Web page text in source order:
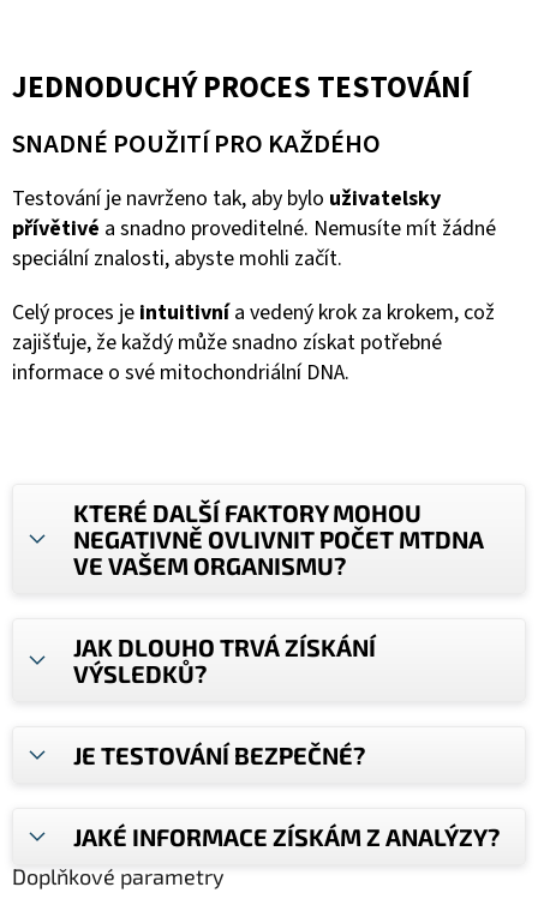
JEDNODUCHÝ PROCES TESTOVÁNÍ
SNADNÉ POUŽITÍ PRO KAŽDÉHO
Testování je navrženo tak, aby bylo uživatelsky
přívětivé a snadno proveditelné. Nemusíte mít žádné
speciální znalosti, abyste mohli začít.
Celý proces je intuitivnía vedený krok za krokem, což
zajišťuje, že každý může snadno získat potřebné
informace o své mitochondriální DNA.
KTERÉ DALŠÍ FAKTORY MOHOU
NEGATIVNĚ OVLIVNIT POČET MTDNA
VE VAŠEM ORGANISMU?
JAK DLOUHO TRVÁ ZÍSKÁNÍ
VÝSLEDKŮ?
JE TESTOVÁNÍ BEZPEČNÉ?
JAKÉ INFORMACE ZÍSKÁM Z ANALÝZY?
Doplňkové parametry